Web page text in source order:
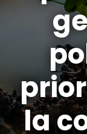
la